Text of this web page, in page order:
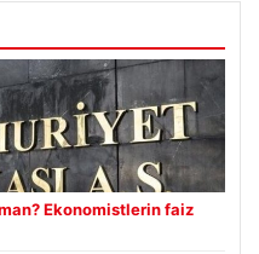
Ekonomistlerin faiz